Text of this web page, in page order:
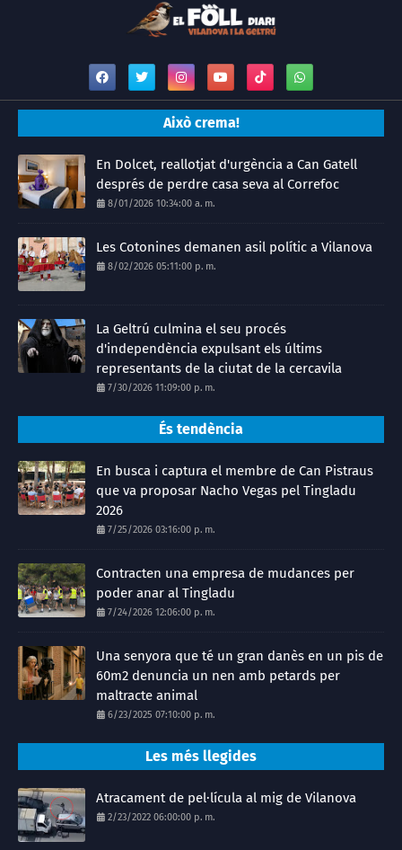
Això crema!
En Dolcet, reallotjat d'urgència a Can Gatell
després de perdre casa seva al Correfoc
8/01/2026 10:34:00 a. m.
Les Cotonines demanen asil polític a Vilanova
8/02/2026 05:11:00 p. m.
La Geltrú culmina el seu procés
d'independència expulsant els últims
representants de la ciutat de la cercavila
7/30/2026 11:09:00 p. m.
És tendència
En busca i captura el membre de Can Pistraus
que va proposar Nacho Vegas pel Tingladu
2026
7/25/2026 03:16:00 p. m.
Contracten una empresa de mudances per
poder anar al Tingladu
7/24/2026 12:06:00 p. m.
Una senyora que té un gran danès en un pis de
60m2 denuncia un nen amb petards per
maltracte animal
6/23/2025 07:10:00 p. m.
Les més llegides
Atracament de pel·lícula al mig de Vilanova
2/23/2022 06:00:00 p. m.